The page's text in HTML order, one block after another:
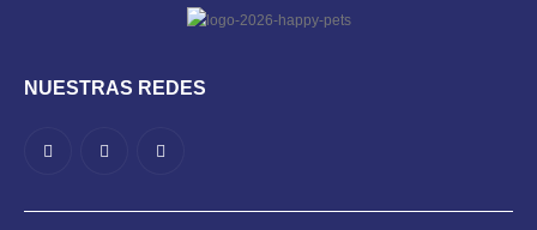
NUESTRAS REDES